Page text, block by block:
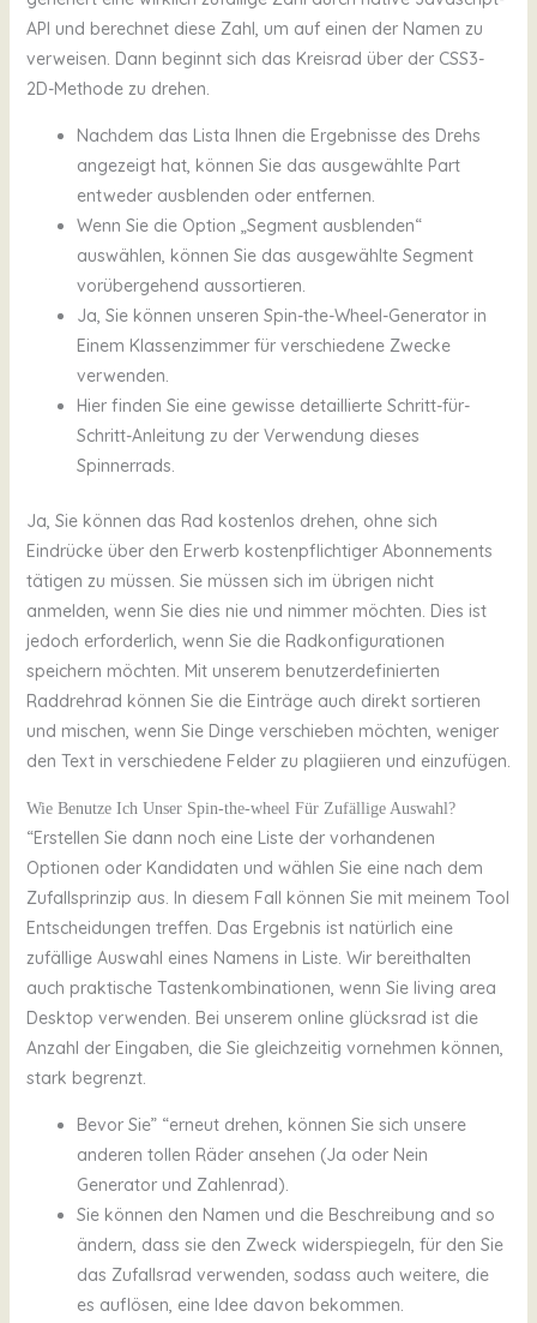
API und berechnet diese Zahl, um auf einen der Namen zu
verweisen. Dann beginnt sich das Kreisrad über der CSS3-
2D-Methode zu drehen.
Nachdem das Lista Ihnen die Ergebnisse des Drehs
angezeigt hat, können Sie das ausgewählte Part
entweder ausblenden oder entfernen.
Wenn Sie die Option „Segment ausblenden“
auswählen, können Sie das ausgewählte Segment
vorübergehend aussortieren.
Ja, Sie können unseren Spin-the-Wheel-Generator in
Einem Klassenzimmer für verschiedene Zwecke
verwenden.
Hier finden Sie eine gewisse detaillierte Schritt-für-
Schritt-Anleitung zu der Verwendung dieses
Spinnerrads.
Ja, Sie können das Rad kostenlos drehen, ohne sich
Eindrücke über den Erwerb kostenpflichtiger Abonnements
tätigen zu müssen. Sie müssen sich im übrigen nicht
anmelden, wenn Sie dies nie und nimmer möchten. Dies ist
jedoch erforderlich, wenn Sie die Radkonfigurationen
speichern möchten. Mit unserem benutzerdefinierten
Raddrehrad können Sie die Einträge auch direkt sortieren
und mischen, wenn Sie Dinge verschieben möchten, weniger
den Text in verschiedene Felder zu plagiieren und einzufügen.
Wie Benutze Ich Unser Spin-the-wheel Für Zufällige Auswahl?
“Erstellen Sie dann noch eine Liste der vorhandenen
Optionen oder Kandidaten und wählen Sie eine nach dem
Zufallsprinzip aus. In diesem Fall können Sie mit meinem Tool
Entscheidungen treffen. Das Ergebnis ist natürlich eine
zufällige Auswahl eines Namens in Liste. Wir bereithalten
auch praktische Tastenkombinationen, wenn Sie living area
Desktop verwenden. Bei unserem online glücksrad ist die
Anzahl der Eingaben, die Sie gleichzeitig vornehmen können,
stark begrenzt.
Bevor Sie” “erneut drehen, können Sie sich unsere
anderen tollen Räder ansehen (Ja oder Nein
Generator und Zahlenrad).
Sie können den Namen und die Beschreibung and so
ändern, dass sie den Zweck widerspiegeln, für den Sie
das Zufallsrad verwenden, sodass auch weitere, die
es auflösen, eine Idee davon bekommen.